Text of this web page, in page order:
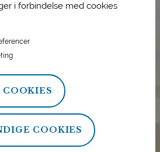
i forbindelse med cookies
COOKIES